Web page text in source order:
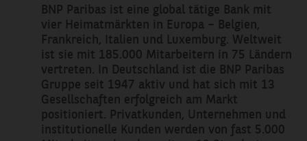
BNP Paribas ist eine global tätige Bank mit
vier Heimatmärkten in Europa – Belgien,
Frankreich, Italien und Luxemburg. Weltweit
ist sie mit 185.000 Mitarbeitern in 75 Ländern
vertreten. In Deutschland ist die BNP Paribas
Gruppe seit 1947 aktiv und hat sich mit 13
Gesellschaften erfolgreich am Markt
positioniert. Privatkunden, Unternehmen und
institutionelle Kunden werden von fast 5.000